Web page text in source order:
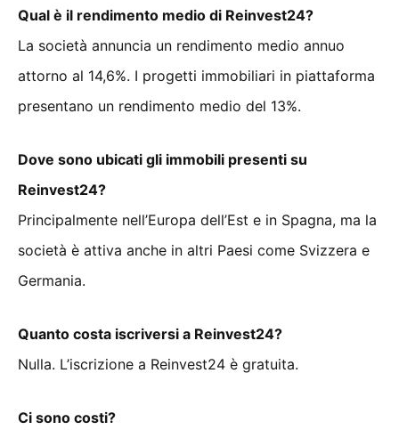
Qual è il rendimento medio di Reinvest24?
La società annuncia un rendimento medio annuo
attorno al 14,6%. I progetti immobiliari in piattaforma
presentano un rendimento medio del 13%.
Dove sono ubicati gli immobili presenti su
Reinvest24?
Principalmente nell’Europa dell’Est e in Spagna, ma la
società è attiva anche in altri Paesi come Svizzera e
Germania.
Quanto costa iscriversi a Reinvest24?
Nulla. L’iscrizione a Reinvest24 è gratuita.
Ci sono costi?